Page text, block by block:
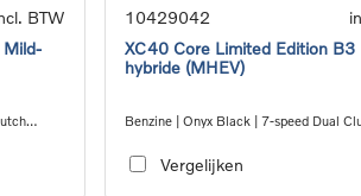
BTW
Mild-
10429042
XC40 Core Limited Edition B3
hybride (MHEV)
Benzine | Onyx Black | 7-speed Dual
Vergelijken